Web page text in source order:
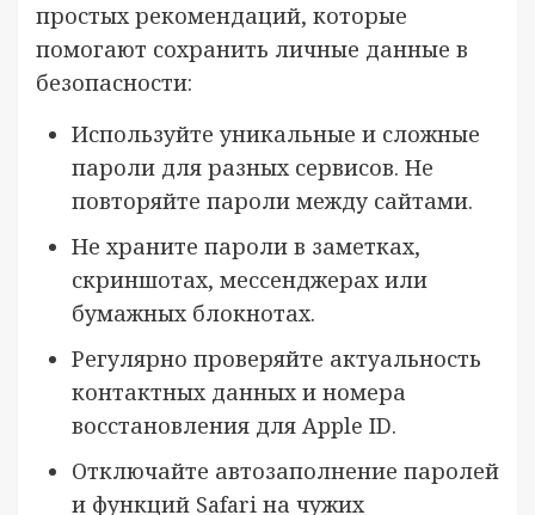
простых рекомендаций, которые
помогают сохранить личные данные в
безопасности:
Используйте уникальные и сложные
пароли для разных сервисов. Не
повторяйте пароли между сайтами.
Не храните пароли в заметках,
скриншотах, мессенджерах или
бумажных блокнотах.
Регулярно проверяйте актуальность
контактных данных и номера
восстановления для Apple ID.
Отключайте автозаполнение паролей
и функций Safari на чужих